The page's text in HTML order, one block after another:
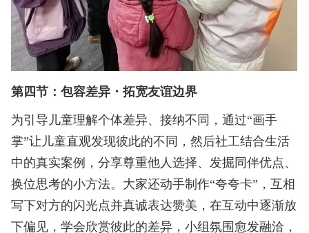
第四节：包容差异・拓宽友谊边界
为引导儿童理解个体差异、接纳不同，通过“画手
掌”让儿童直观发现彼此的不同，然后社工结合生活
中的真实案例，分享尊重他人选择、发掘同伴优点、
换位思考的小方法。大家还动手制作“夸夸卡”，互相
写下对方的闪光点并真诚表达赞美，在互动中逐渐放
下偏见，学会欣赏彼此的差异，小组氛围愈发融洽，